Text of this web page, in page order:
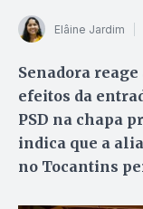
Elâine Jardim
Senadora
efeitos da
PSD na chapa
indica que a
no Tocantins